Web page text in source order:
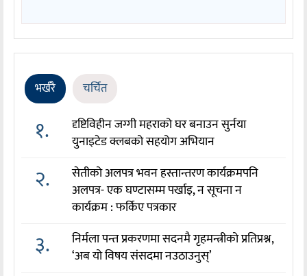
भर्खरै चर्चित
१.
दृष्टिविहीन जग्गी महराको घर बनाउन सुर्नया
युनाइटेड क्लबको सहयोग अभियान
२.
सेतीको अलपत्र भवन हस्तान्तरण कार्यक्रमपनि
अलपत्र- एक घण्टासम्म पर्खाइ, न सूचना न
कार्यक्रम : फर्किए पत्रकार
३.
निर्मला पन्त प्रकरणमा सदनमै गृहमन्त्रीको प्रतिप्रश्न,
‘अब यो विषय संसदमा नउठाउनुस्’